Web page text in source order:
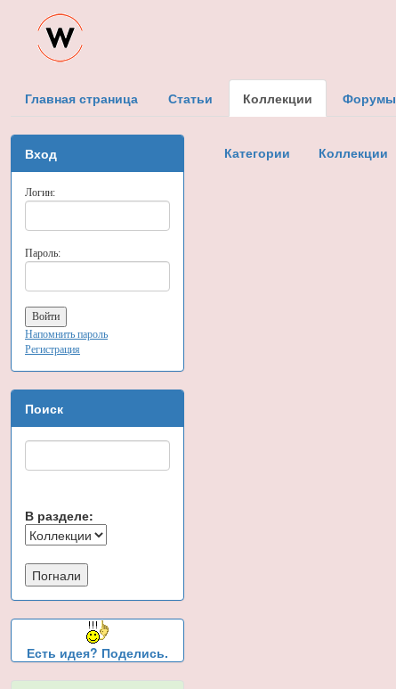
Главная страница Статьи Коллекции Форумы
Вход
Логин:
Пароль:
Напомнить пароль
Регистрация
Поиск
В разделе:
Есть идея? Поделись.
Категории Коллекции